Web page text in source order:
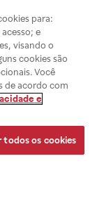
para:
e
visando o
cookies são
Você
de acordo com
e
todos os cookies